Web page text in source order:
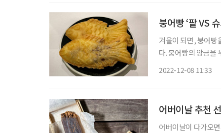
붕어빵 ‘팥 VS
겨울이 되면, 붕어빵
다. 붕어빵의 앙금을
2022-12-08 11:33
어버이날 추천
어버이날이 다가오